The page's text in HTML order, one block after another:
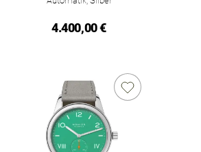
4.400,00 €